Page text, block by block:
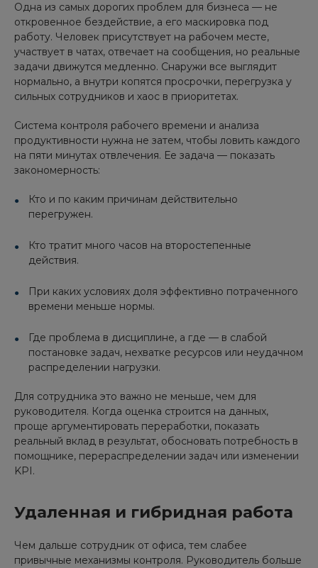
Одна из самых дорогих проблем для бизнеса — не
откровенное бездействие, а его маскировка под
работу. Человек присутствует на рабочем месте,
участвует в чатах, отвечает на сообщения, но реальные
задачи движутся медленно. Снаружи все выглядит
нормально, а внутри копятся просрочки, перегрузка у
сильных сотрудников и хаос в приоритетах.
Система контроля рабочего времени и анализа
продуктивности нужна не затем, чтобы ловить каждого
на пяти минутах отвлечения. Ее задача — показать
закономерность:
Кто и по каким причинам действительно
перегружен.
Кто тратит много часов на второстепенные
действия.
При каких условиях доля эффективно потраченного
времени меньше нормы.
Где проблема в дисциплине, а где — в слабой
постановке задач, нехватке ресурсов или неудачном
распределении нагрузки.
Для сотрудника это важно не меньше, чем для
руководителя. Когда оценка строится на данных,
проще аргументировать переработки, показать
реальный вклад в результат, обосновать потребность в
помощнике, перераспределении задач или изменении
KPI.
Удаленная и гибридная работа
Чем дальше сотрудник от офиса, тем слабее
привычные механизмы контроля. Руководитель больше